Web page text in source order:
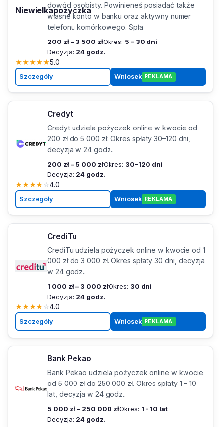
Niewielkapożyczka
dowód osobisty. Powinieneś posiadać także
własne konto w banku oraz aktywny numer
telefonu komórkowego. Spła
200 zł – 3 500 złOkres: 5 – 30 dni
Decyzja: 24 godz.
★★★★★5.0
Szczegóły Wniosek REKLAMA
Credyt
Credyt udziela pożyczek online w kwocie od
200 zł do 5 000 zł. Okres spłaty 30–120 dni,
decyzja w 24 godz..
200 zł – 5 000 złOkres: 30–120 dni
Decyzja: 24 godz.
★★★★☆4.0
Szczegóły Wniosek REKLAMA
CrediTu
CrediTu udziela pożyczek online w kwocie od 1
000 zł do 3 000 zł. Okres spłaty 30 dni, decyzja
w 24 godz..
1 000 zł – 3 000 złOkres: 30 dni
Decyzja: 24 godz.
★★★★☆4.0
Szczegóły Wniosek REKLAMA
Bank Pekao
Bank Pekao udziela pożyczek online w kwocie
od 5 000 zł do 250 000 zł. Okres spłaty 1 - 10
lat, decyzja w 24 godz..
5 000 zł – 250 000 złOkres: 1 - 10 lat
Decyzja: 24 godz.